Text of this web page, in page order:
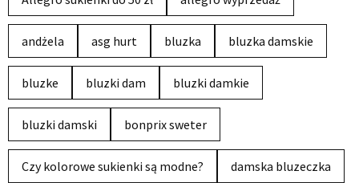
andżela asg hurt bluzka bluzka damskie
bluzke bluzki dam bluzki damkie
bluzki damski bonprix sweter
Czy kolorowe sukienki są modne? damska bluzeczka